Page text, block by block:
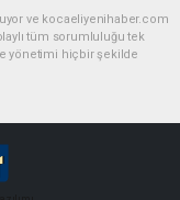
ve kocaeliyenihaber.com
tüm sorumluluğu tek
yönetimi hiçbir şekilde